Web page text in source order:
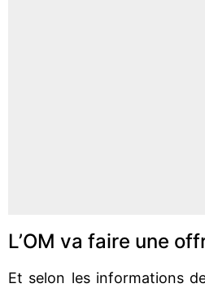
L’OM va faire une
Et selon les informations